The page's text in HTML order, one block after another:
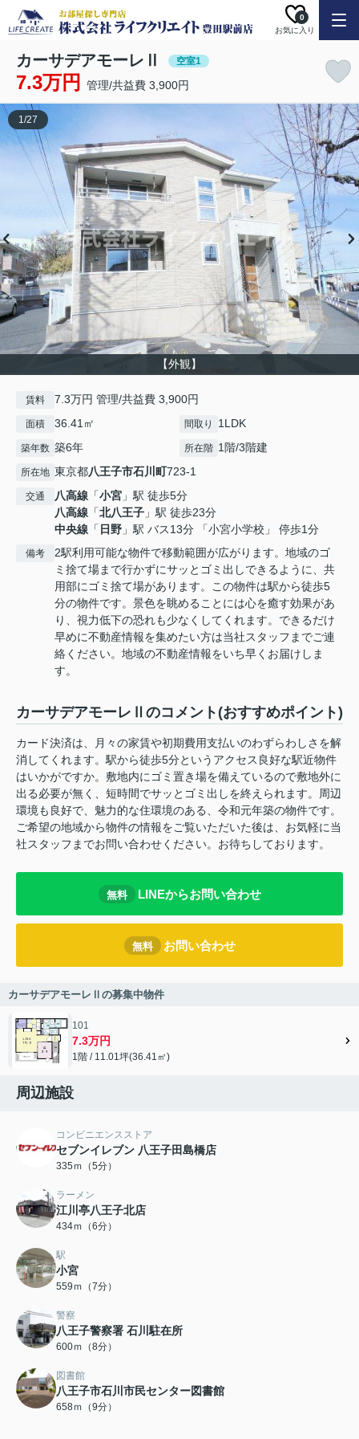
お気に入り
0
カーサデアモーレⅡ 空室1
7.3万円 管理/共益費 3,900円
【外観】
1/27
賃料 7.3万円 管理/共益費 3,900円
面積 36.41㎡ 間取り 1LDK
築年数 築6年 所在階 1階/3階建
所在地 東京都八王子市石川町723-1
交通 八高線 「小宮 」駅 徒歩5分
八高線 「北八王子 」駅 徒歩23分
中央線 「 日野 」駅 バス13分 「小宮小学校」 停歩1分
備考
2駅利用可能な物件で移動範囲が広がります。地域のゴ
ミ捨て場まで行かずにサッとゴミ出しできるように、共
用部にゴミ捨て場があります。この物件は駅から徒歩5
分の物件です。景色を眺めることには心を癒す効果があ
り、視力低下の恐れも少なくしてくれます。できるだけ
早めに不動産情報を集めたい方は当社スタッフまでご連
絡ください。地域の不動産情報をいち早くお届けしま
す。
カーサデアモーレⅡのコメント(おすすめポイント)
カード決済は、月々の家賃や初期費用支払いのわずらわしさを解
消してくれます。駅から徒歩5分というアクセス良好な駅近物件
はいかがですか。敷地内にゴミ置き場を備えているので敷地外に
出る必要が無く、短時間でサッとゴミ出しを終えられます。周辺
環境も良好で、魅力的な住環境のある、令和元年築の物件です。
ご希望の地域から物件の情報をご覧いただいた後は、お気軽に当
社スタッフまでお問い合わせください。お待ちしております。
無料 LINEからお問い合わせ
無料 お問い合わせ
カーサデアモーレⅡの募集中物件
101
7.3万円
1階 / 11.01坪(36.41㎡)
周辺施設
コンビニエンスストア
セブンイレブン 八王子田島橋店
335ｍ（5分）
ラーメン
江川亭八王子北店
434ｍ（6分）
駅
小宮
559ｍ（7分）
警察
八王子警察署 石川駐在所
600ｍ（8分）
図書館
八王子市石川市民センター図書館
658ｍ（9分）